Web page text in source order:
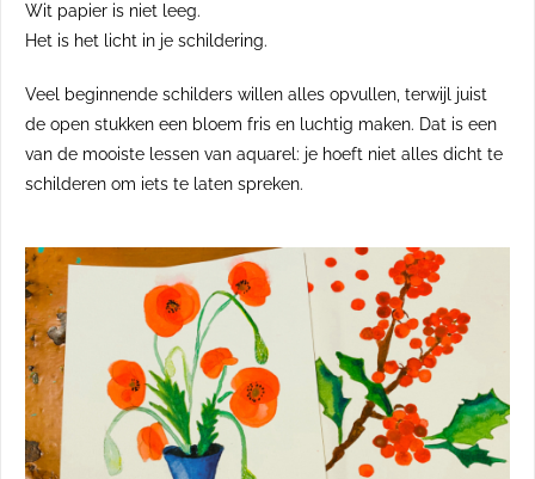
Wit papier is niet leeg.
Het is het licht in je schildering.
Veel beginnende schilders willen alles opvullen, terwijl juist
de open stukken een bloem fris en luchtig maken. Dat is een
van de mooiste lessen van aquarel: je hoeft niet alles dicht te
schilderen om iets te laten spreken.